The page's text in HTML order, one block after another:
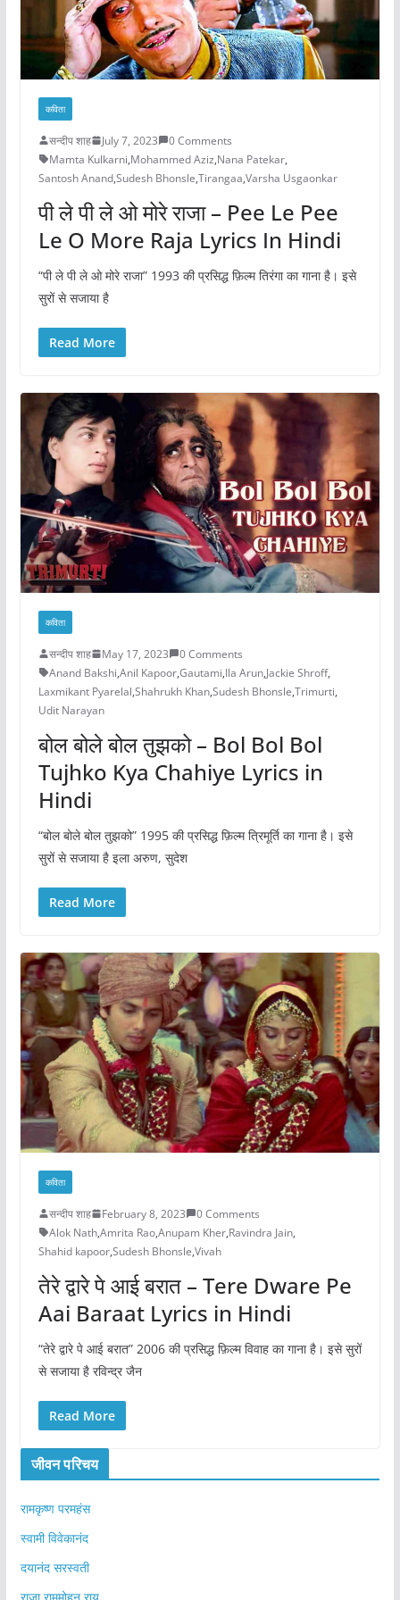
कविता
सन्दीप शाह July 7, 2023
0 Comments
Mamta Kulkarni,Mohammed Aziz,Nana Patekar,
Santosh Anand,Sudesh Bhonsle,Tirangaa,Varsha Usgaonkar
पी ले पी ले ओ मोरे राजा – Pee Le Pee
Le O More Raja Lyrics In Hindi
“पी ले पी ले ओ मोरे राजा” 1993 की प्रसिद्ध फ़िल्म तिरंगा का गाना है। इसे
सुरों से सजाया है
Read More
कविता
सन्दीप शाह May 17, 2023
0 Comments
Anand Bakshi,Anil Kapoor,Gautami,Ila Arun,Jackie Shroff,
Laxmikant Pyarelal,Shahrukh Khan,Sudesh Bhonsle,Trimurti,
Udit Narayan
बोल बोले बोल तुझको – Bol Bol Bol
Tujhko Kya Chahiye Lyrics in
Hindi
“बोल बोले बोल तुझको” 1995 की प्रसिद्ध फ़िल्म त्रिमूर्ति का गाना है। इसे
सुरों से सजाया है इला अरुण, सुदेश
Read More
कविता
सन्दीप शाह February 8, 2023
0 Comments
Alok Nath,Amrita Rao,Anupam Kher,Ravindra Jain,
Shahid kapoor,Sudesh Bhonsle,Vivah
तेरे द्वारे पे आई बरात – Tere Dware Pe
Aai Baraat Lyrics in Hindi
“तेरे द्वारे पे आई बरात” 2006 की प्रसिद्ध फ़िल्म विवाह का गाना है। इसे सुरों
से सजाया है रविन्द्र जैन
Read More
जीवन परिचय
रामकृष्ण परमहंस
स्वामी विवेकानंद
दयानंद सरस्वती